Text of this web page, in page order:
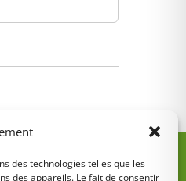
des technologies telles que les
des appareils. Le fait de consentir